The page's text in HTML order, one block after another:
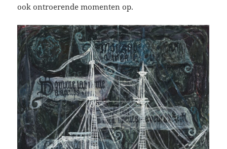
ook ontroerende momenten op.